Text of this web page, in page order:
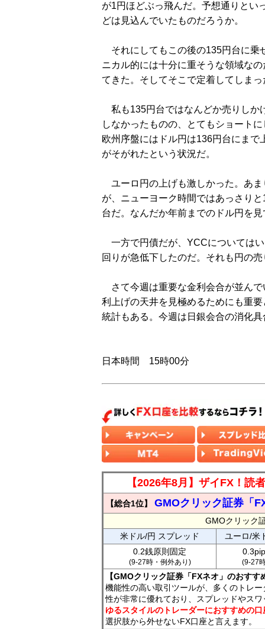
が1円ほどぶっ飛んだ。予想通りとい
どは見込んでいたものだろうか。
それにしてもこの後の135円台に乗
ニカル的には十分に重そうな領域な
てきた。そしてそこで定着してしまっ
私も135円台ではなんどか売りしか
しなかったものの、とてもショート
欧州序盤にはドル円は136円台にま
がそがれたという状況だ。
ユーロ円の上げも激しかった。あま
が、ニューヨーク時間ではあっさり
台だ。なんだか年前までのドル円を見
一方で円債だが、YCCについては
回りが急低下したのだ。それも円の
さて今週は重要な金利会合が並ん
利上げの天井を見極めるためにも重
統計もある。今週は日銀会合の消化
日本時間 15時00分
【2026年8月】ザイFX！読
【総合1位】 GMOクリック証券「
GMOクリック
米ドル/円 スプレッド
ユーロ/米
0.2銭原則固定
(9-27時・例外あり) (9-27
【GMOクリック証券「FXネオ」のおすす
機能性の高い取引ツールが、多くのトレ
性が非常に優れており、スプレッドやス
ゆるスタイルのトレーダーにおすすめの口
選択肢から外せないFX口座と言えます。